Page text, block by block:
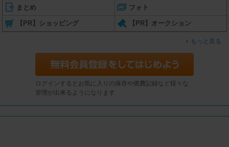
まとめ フォト
【PR】ショッピング 【PR】オークション
もっと見る
ログインするとお気に入りの保存や燃費記録など様々な
管理が出来るようになります